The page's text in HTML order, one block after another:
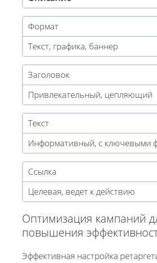
Формат
Текст, графика, баннер
Заголовок
Привлекательный, цепляющий
Текст
Информативный, с ключевыми
Ссылка
Целевая, ведет к действию
Оптимизация кампаний
повышения
Эффективная настройка